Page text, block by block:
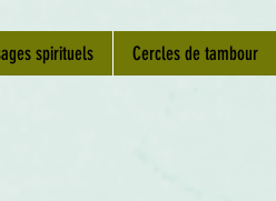
spirituels Cercles de tambour